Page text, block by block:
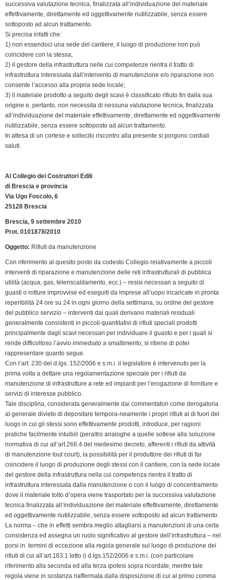
successiva valutazione tecnica, finalizzata all’individuazione del materiale
effettivamente, direttamente ed oggettivamente riutilizzabile, senza essere
sottoposto ad alcun trattamento.
Si precisa infatti che:
1) non essendoci una sede del cantiere, il luogo di produzione non può
coincidere con la stessa;
2) il gestore della infrastruttura nelle cui competenze rientra il tratto di
infrastruttura interessata dall’intervento di manutenzione e/o riparazione non
consente l’accesso alla propria sede locale;
3) il materiale prodotto a seguito degli scavi è classificato rifiuto fin dalla sua
origine e, pertanto, non necessita di nessuna valutazione tecnica, finalizzata
all’individuazione del materiale effettivamente, direttamente ed oggettivamente
riutilizzabile, senza essere sottoposto ad alcun trattamento.
In attesa di un cortese e sollecito riscontro alla presente si porgono cordiali
saluti.
Al Collegio dei Costruttori Edili
di Brescia e provincia
Via Ugo Foscolo, 6
25128 Brescia
Brescia, 9 settembre 2010
Prot. 0101878/2010
Oggetto: Rifiuti da manutenzione
Con riferimento al quesito posto da codesto Collegio relativamente a piccoli
interventi di riparazione e manutenzione delle reti infrastrutturali di pubblica
utilità (acqua, gas, teleriscaldamento, ecc.) – resisi necessari a seguito di
guasti o rotture improvvise ed eseguiti da imprese all’uopo incaricate in pronta
reperibilità 24 ore su 24 in ogni giorno della settimana, su ordine del gestore
del pubblico servizio – interventi dai quali derivano materiali residuali
generalmente consistenti in piccoli quantitativi di rifiuti speciali prodotti
principalmente dagli scavi necessari per individuare il guasto e per i quali si
rende difficoltoso l’avvio immediato a smaltimento, si ritiene di poter
rappresentare quanto segue.
Con l’art. 230 del d.lgs. 152/2006 e s.m.i. il legislatore è intervenuto per la
prima volta a dettare una regolamentazione speciale per i rifiuti da
manutenzione di infrastrutture a rete ed impianti per l’erogazione di forniture e
servizi di interesse pubblico.
Tale disciplina, considerata generalmente dai commentatori come derogatoria
al generale divieto di depositare tempora-neamente i propri rifiuti al di fuori del
luogo in cui gli stessi sono effettivamente prodotti, introduce, per ragioni
pratiche facilmente intuibili (peraltro analoghe a quelle sottese alla soluzione
normativa di cui all’art.266.4 del medesimo decreto, afferenti i rifiuti da attività
di manutenzione tout court), la possibilità per il produttore dei rifiuti di far
coincidere il luogo di produzione degli stessi con il cantiere, con la sede locale
del gestore della infrastruttura nella cui competenza rientra il tratto di
infrastruttura interessata dalla manutenzione o con il luogo di concentramento
dove il materiale tolto d’opera viene trasportato per la successiva valutazione
tecnica finalizzata all’individuazione del materiale effettivamente, direttamente
ed oggettivamente riutilizzabile, senza essere sottoposto ad alcun trattamento.
La norma – che in effetti sembra meglio attagliarsi a manutenzioni di una certa
consistenza ed assegna un ruolo significativo al gestore dell’infrastruttura – nel
porsi in termini di eccezione alla regola generale sul luogo di produzione dei
rifiuti di cui all’art.183.1 letto i) d.lgs.152/2006 e s.m.i. (con particolare
riferimento alla seconda ed alla terza ipotesi sopra ricordate, mentre tale
regola viene in sostanza riaffermata dalla disposizione di cui al primo comma